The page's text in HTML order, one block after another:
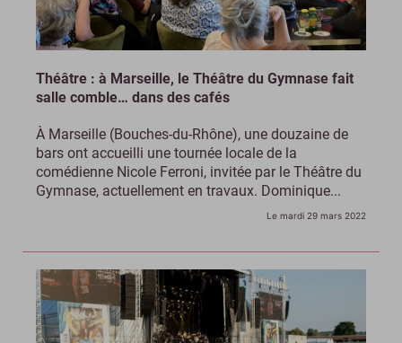
Théâtre : à Marseille, le Théâtre du Gymnase fait
salle comble… dans des cafés
À Marseille (Bouches-du-Rhône), une douzaine de
bars ont accueilli une tournée locale de la
comédienne Nicole Ferroni, invitée par le Théâtre du
Gymnase, actuellement en travaux. Dominique...
Le mardi 29 mars 2022